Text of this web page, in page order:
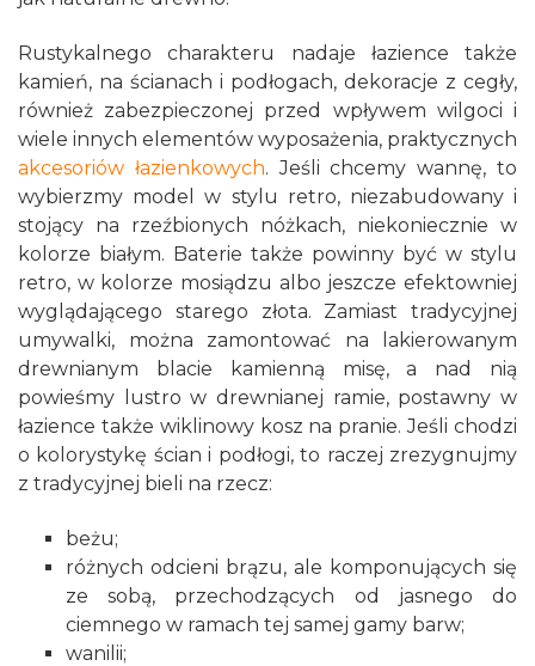
Rustykalnego charakteru nadaje łazience także
kamień, na ścianach i podłogach, dekoracje z cegły,
również zabezpieczonej przed wpływem wilgoci i
wiele innych elementów wyposażenia, praktycznych
akcesoriów łazienkowych. Jeśli chcemy wannę, to
wybierzmy model w stylu retro, niezabudowany i
stojący na rzeźbionych nóżkach, niekoniecznie w
kolorze białym. Baterie także powinny być w stylu
retro, w kolorze mosiądzu albo jeszcze efektowniej
wyglądającego starego złota. Zamiast tradycyjnej
umywalki, można zamontować na lakierowanym
drewnianym blacie kamienną misę, a nad nią
powieśmy lustro w drewnianej ramie, postawny w
łazience także wiklinowy kosz na pranie. Jeśli chodzi
o kolorystykę ścian i podłogi, to raczej zrezygnujmy
z tradycyjnej bieli na rzecz:
beżu;
różnych odcieni brązu, ale komponujących się
ze sobą, przechodzących od jasnego do
ciemnego w ramach tej samej gamy barw;
wanilii;